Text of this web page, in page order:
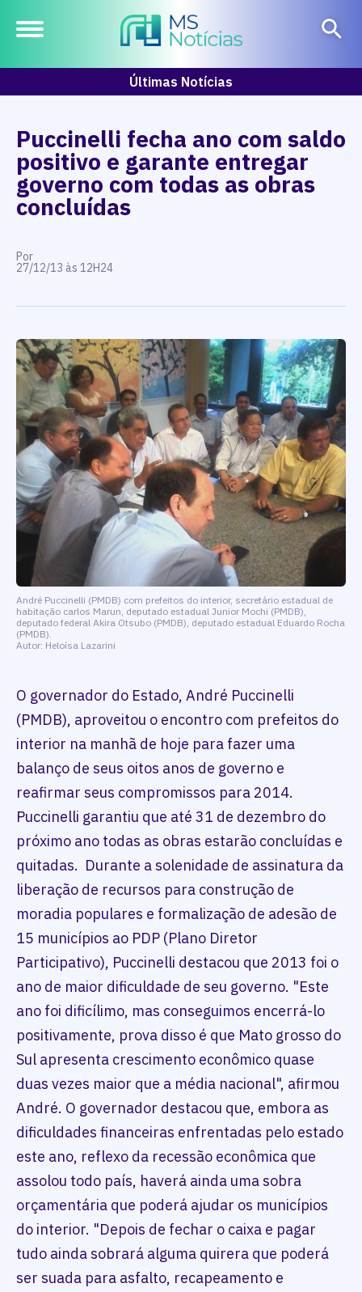
Últimas Notícias
Puccinelli fecha ano com saldo
positivo e garante entregar
governo com todas as obras
concluídas
Por
27/12/13 às 12H24
André Puccinelli (PMDB) com prefeitos do interior, secretário estadual de
habitação carlos Marun, deputado estadual Junior Mochi (PMDB),
deputado federal Akira Otsubo (PMDB), deputado estadual Eduardo Rocha
(PMDB).
Autor: Heloísa Lazarini
O governador do Estado, André Puccinelli
(PMDB), aproveitou o encontro com prefeitos do
interior na manhã de hoje para fazer uma
balanço de seus oitos anos de governo e
reafirmar seus compromissos para 2014.
Puccinelli garantiu que até 31 de dezembro do
próximo ano todas as obras estarão concluídas e
quitadas. Durante a solenidade de assinatura da
liberação de recursos para construção de
moradia populares e formalização de adesão de
15 municípios ao PDP (Plano Diretor
Participativo), Puccinelli destacou que 2013 foi o
ano de maior dificuldade de seu governo. "Este
ano foi dificílimo, mas conseguimos encerrá-lo
positivamente, prova disso é que Mato grosso do
Sul apresenta crescimento econômico quase
duas vezes maior que a média nacional", afirmou
André. O governador destacou que, embora as
dificuldades financeiras enfrentadas pelo estado
este ano, reflexo da recessão econômica que
assolou todo país, haverá ainda uma sobra
orçamentária que poderá ajudar os municípios
do interior. "Depois de fechar o caixa e pagar
tudo ainda sobrará alguma quirera que poderá
ser suada para asfalto, recapeamento e